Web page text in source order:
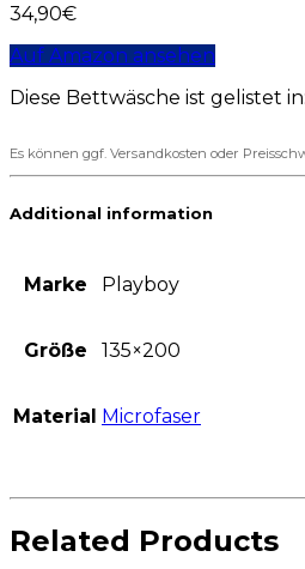
34,90€
Auf Amazon ansehen
Diese Bettwäsche ist gelistet in:
Es können ggf. Versandkosten oder
Additional information
Marke Playboy
Größe 135×200
Material Microfaser
Related Products